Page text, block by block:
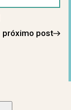
próximo post